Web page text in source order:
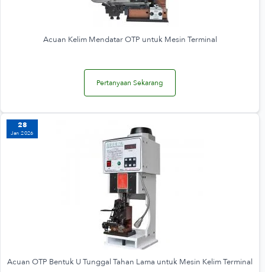
Acuan Kelim Mendatar OTP untuk Mesin Terminal
Pertanyaan Sekarang
28
Jan 2026
Acuan OTP Bentuk U Tunggal Tahan Lama untuk Mesin Kelim Terminal